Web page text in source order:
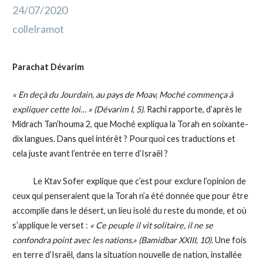
24/07/2020
collelramot
Parachat Dévarim
« En deçà du Jourdain, au pays de Moav, Moché commença à
expliquer cette loi… » (Dévarim I, 5). Rachi rapporte, d’après le
Midrach Tan’houma 2, que Moché expliqua la Torah en soixante-
dix langues. Dans quel intérêt ? Pourquoi ces traductions et
cela juste avant l’entrée en terre d’Israël ?
Le Ktav Sofer explique que c’est pour exclure l’opinion de
ceux qui penseraient que la Torah n’a été donnée que pour être
accomplie dans le désert, un lieu isolé du reste du monde, et où
s’applique le verset : « Ce peuple il vit solitaire, il ne se
confondra point avec les nations.» (Bamidbar XXIII, 10).Une fois
en terre d’Israël, dans la situation nouvelle de nation, installée